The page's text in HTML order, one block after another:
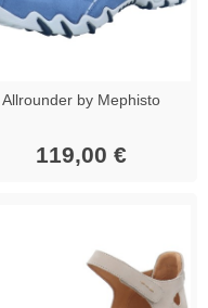
Allrounder by Mephisto
119,00 €